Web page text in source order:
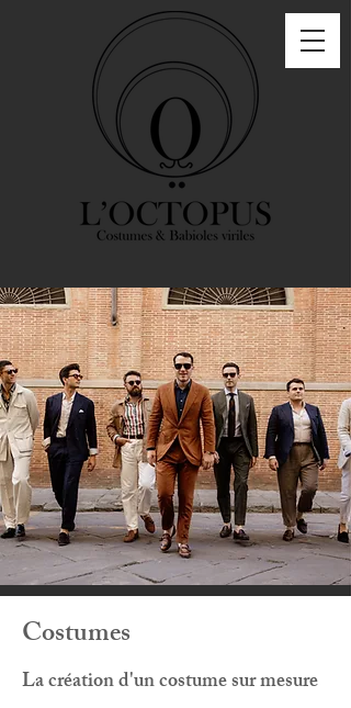
Costumes
La création d'un costume sur mesure